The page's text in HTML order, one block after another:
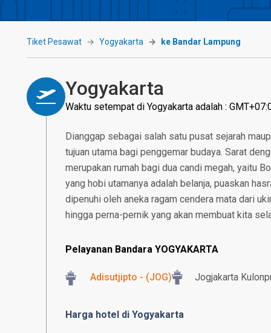
Tiket Pesawat Yogyakarta ke Bandar Lampung
Yogyakarta
Waktu setempat di Yogyakarta adalah :
Dianggap sebagai salah satu pusat sejarah
tujuan utama bagi penggemar budaya. Sarat
merupakan rumah bagi dua candi megah, yaitu
yang hobi utamanya adalah belanja, puaskan
dipenuhi oleh aneka ragam cendera mata dari
hingga perna-pernik yang akan membuat kita
Pelayanan Bandara YOGYAKARTA
Adisutjipto - (JOG) Jogjakarta
Harga hotel di Yogyakarta